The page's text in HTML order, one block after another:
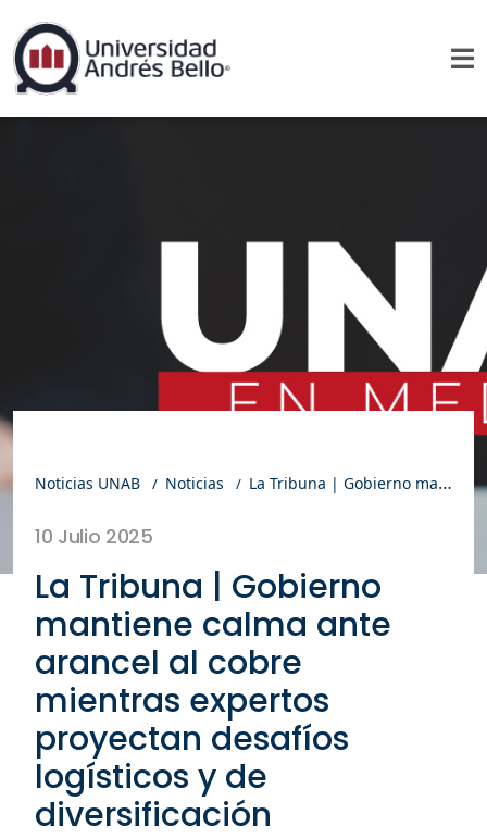
Noticias UNAB Noticias La Tribuna | Gobierno mantiene calma ante arancel al cobre mientras expertos proyectan desafíos logísticos y de diversificación
10 Julio 2025
La Tribuna | Gobierno
mantiene calma ante
arancel al cobre
mientras expertos
proyectan desafíos
logísticos y de
diversificación